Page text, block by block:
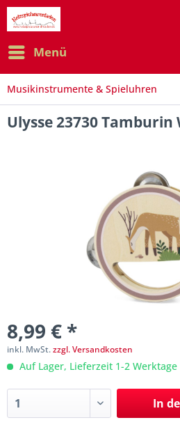
Menü
Musikinstrumente & Spieluhren
Ulysse 23730 Tamburin
8,99 € *
inkl. MwSt.zzgl. Versandkosten
Auf Lager, Lieferzeit 1-2 Werktage
In